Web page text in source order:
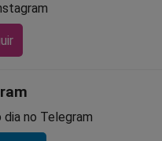
no Telegram